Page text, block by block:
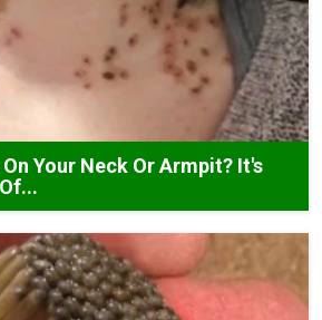
Your Neck Or Armpit? It's